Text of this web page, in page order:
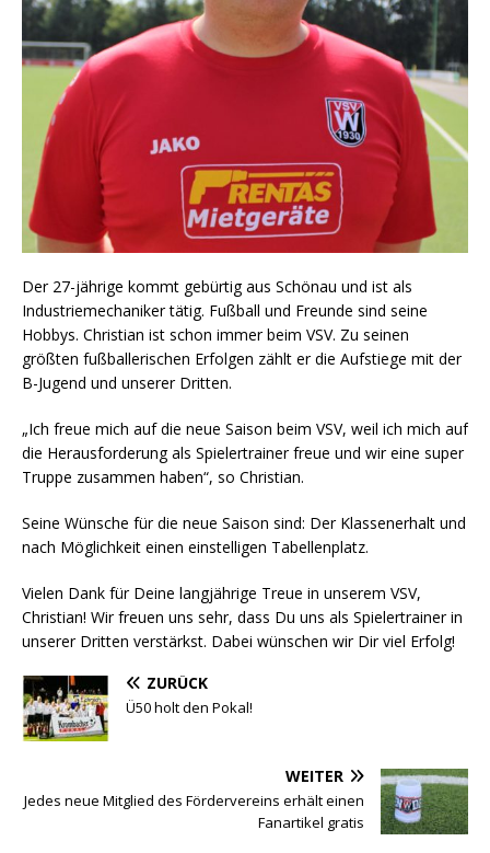
Der 27-jährige kommt gebürtig aus Schönau und ist als
Industriemechaniker tätig. Fußball und Freunde sind seine
Hobbys. Christian ist schon immer beim VSV. Zu seinen
größten fußballerischen Erfolgen zählt er die Aufstiege mit der
B-Jugend und unserer Dritten.
„Ich freue mich auf die neue Saison beim VSV, weil ich mich auf
die Herausforderung als Spielertrainer freue und wir eine super
Truppe zusammen haben“, so Christian.
Seine Wünsche für die neue Saison sind: Der Klassenerhalt und
nach Möglichkeit einen einstelligen Tabellenplatz.
Vielen Dank für Deine langjährige Treue in unserem VSV,
Christian! Wir freuen uns sehr, dass Du uns als Spielertrainer in
unserer Dritten verstärkst. Dabei wünschen wir Dir viel Erfolg!
ZURÜCK
Ü50 holt den Pokal!
WEITER
Jedes neue Mitglied des Fördervereins erhält einen
Fanartikel gratis